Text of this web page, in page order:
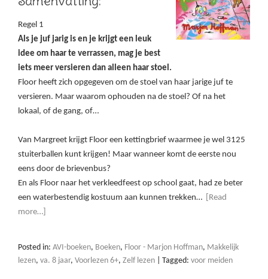
Regel 1
Als je juf jarig is en je krijgt een leuk
idee om haar te verrassen, mag je best
iets meer versieren dan alleen haar stoel.
Floor heeft zich opgegeven om de stoel van haar jarige juf te
versieren. Maar waarom ophouden na de stoel? Of na het
lokaal, of de gang, of…
Van Margreet krijgt Floor een kettingbrief waarmee je wel 3125
stuiterballen kunt krijgen! Maar wanneer komt de eerste nou
eens door de brievenbus?
En als Floor naar het verkleedfeest op school gaat, had ze beter
een waterbestendig kostuum aan kunnen trekken…
[Read
more…]
Posted in: AVI-boeken, Boeken, Floor - Marjon Hoffman, Makkelijk
lezen, va. 8 jaar, Voorlezen 6+, Zelf lezen Tagged: voor meiden